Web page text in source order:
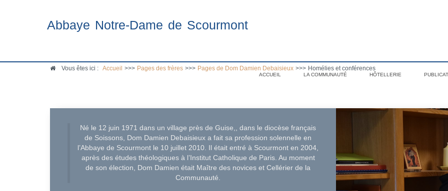
Abbaye Notre-Dame de Scourmont
ACCUEIL LA COMMUNAUTÉ HÔTELLERIE
Vous êtes ici : Accueil >>> Pages des frères >>> Pages de Dom Damien Debaisieux >>> Homélies et conférences
Né le 12 juin 1971 dans un village près de Guise,, dans le diocèse français
de Soissons, Dom Damien Debaisieux a fait sa profession solennelle en
l’Abbaye de Scourmont le 10 juillet 2010. Il était entré à Scourmont en 2004,
après des études théologiques à l’Institut Catholique de Paris. Au moment
de son élection, Dom Damien était Maître des novices et Cellérier de la
Communauté.